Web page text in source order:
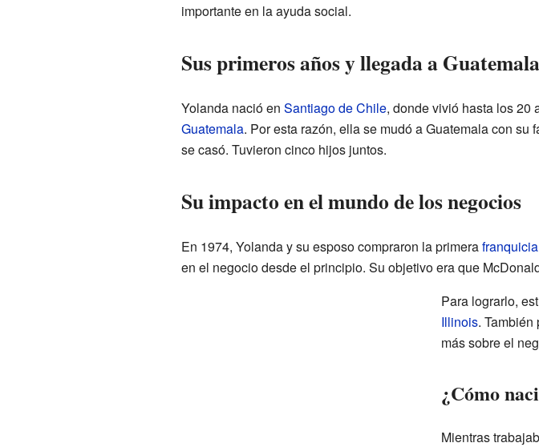
importante en la ayuda social.
Sus primeros años y llegada a Guatemala
Yolanda nació en Santiago de Chile, donde vivió hasta los 20
Guatemala. Por esta razón, ella se mudó a Guatemala con
se casó. Tuvieron cinco hijos juntos.
Su impacto en el mundo de los negocios
En 1974, Yolanda y su esposo compraron la primerafranquicia
en el negocio desde el principio. Su objetivo era que
Para lograrlo,
Illinois. También
más sobre el
¿Cómo
Mientras